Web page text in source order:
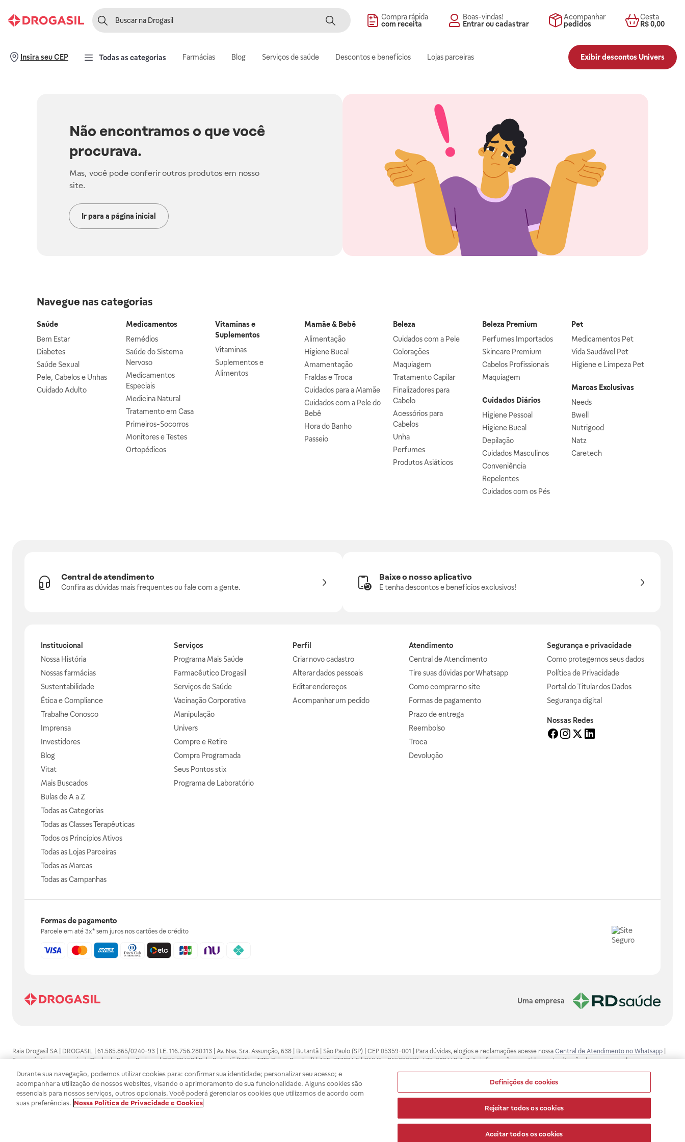
Compra rápida
com receita
Boas-vindas!
Entrar ou cadastrar
Acompanhar
pedidos
Cesta
R$ 0,00
Insira seu CEP Todas as categorias Farmácias Blog Serviços de saúde Descontos e benefícios Lojas parceiras Exibir descontos Univers
Não encontramos o que você
procurava.
Mas, você pode conferir outros produtos em nosso
site.
Ir para a página inicial
Navegue nas categorias
Saúde
Bem Estar
Diabetes
Saúde Sexual
Pele, Cabelos e Unhas
Cuidado Adulto
Medicamentos
Remédios
Saúde do Sistema
Nervoso
Medicamentos
Especiais
Medicina Natural
Tratamento em Casa
Primeiros-Socorros
Monitores e Testes
Ortopédicos
Vitaminas e
Suplementos
Vitaminas
Suplementos e
Alimentos
Mamãe & Bebê
Alimentação
Higiene Bucal
Amamentação
Fraldas e Troca
Cuidados para a Mamãe
Cuidados com a Pele do
Bebê
Hora do Banho
Passeio
Beleza
Cuidados com a Pele
Colorações
Maquiagem
Tratamento Capilar
Finalizadores para
Cabelo
Acessórios para
Cabelos
Unha
Perfumes
Produtos Asiáticos
Beleza Premium
Perfumes Importados
Skincare Premium
Cabelos Profissionais
Maquiagem
Cuidados Diários
Higiene Pessoal
Higiene Bucal
Depilação
Cuidados Masculinos
Conveniência
Repelentes
Cuidados com os Pés
Pet
Medicamentos Pet
Vida Saudável Pet
Higiene e Limpeza Pet
Marcas Exclusivas
Needs
Bwell
Nutrigood
Natz
Caretech
Central de atendimento
Confira as dúvidas mais frequentes ou fale com a gente.
Baixe o nosso aplicativo
E tenha descontos e benefícios exclusivos!
Institucional
Nossa História
Nossas farmácias
Sustentabilidade
Ética e Compliance
Trabalhe Conosco
Imprensa
Investidores
Blog
Vitat
Mais Buscados
Bulas de A a Z
Todas as Categorias
Todas as Classes Terapêuticas
Todos os Princípios Ativos
Todas as Lojas Parceiras
Todas as Marcas
Todas as Campanhas
Serviços
Programa Mais Saúde
Farmacêutico Drogasil
Serviços de Saúde
Vacinação Corporativa
Manipulação
Univers
Compre e Retire
Compra Programada
Seus Pontos stix
Programa de Laboratório
Perfil
Criar novo cadastro
Alterar dados pessoais
Editar endereços
Acompanhar um pedido
Atendimento
Central de Atendimento
Tire suas dúvidas por Whatsapp
Como comprar no site
Formas de pagamento
Prazo de entrega
Reembolso
Troca
Devolução
Segurança e privacidade
Como protegemos seus dados
Política de Privacidade
Portal do Titular dos Dados
Segurança digital
Nossas Redes
Formas de pagamento
Parcele em até 3x* sem juros nos cartões de crédito
Uma empresa
Raia Drogasil SA | DROGASIL | 61.585.865/0240-93 | I.E. 116.756.280.113 | Av. Nsa. Sra. Assunção, 638 | Butantã | São Paulo (SP) | CEP 05359-001 | Para dúvidas, elogios e reclamações acesse nossa Central de Atendimento no Whatsapp
Farmacêutico responsável: Gisele da Penha Barbosa | CRF 89453 | Polo Butantã (1714 e 1715 Raia e Drogasil) | AFE: 7.17094.5 | CMVS - 355030801-477-002443-1-7. As informações contidas neste site não devem ser usadas para
automedicação e não substituem, em hipótese alguma, as orientações dadas pelo profissional da área médica. Somente o médico está apto a diagnosticar qualquer problema de saúde e prescrever o tratamento adequado. Ao
persistirem os sintomas, um médico deverá ser consultado. Os preços e promoções divulgados no site são válidos apenas para compras feitas pela internet. Maiores esclarecimentos, consultar o site: www.anvisa.gov.br. A Raia Drogasil
SA trabalha com as tecnologias mais avançadas de proteção de dados, para que você possa realizar suas compras com tranquilidade. A privacidade e a segurança dos clientes são compromissos da Raia Drogasil SA. Todos os pedidos
efetuados estão sujeitos à confirmação da disponibilidade de produto em nosso estoque.
Durante sua navegação, podemos utilizar cookies para: confirmar sua identidade; personalizar seu acesso; e
acompanhar a utilização de nossos websites, visando o aprimoramento de sua funcionalidade. Alguns cookies são
essenciais para nossos serviços, outros opcionais. Você poderá gerenciar os cookies que utilizamos de acordo com
suas preferências. Nossa Política de Privacidade e Cookies
Definições de cookies
Rejeitar todos os cookies
Aceitar todos os cookies